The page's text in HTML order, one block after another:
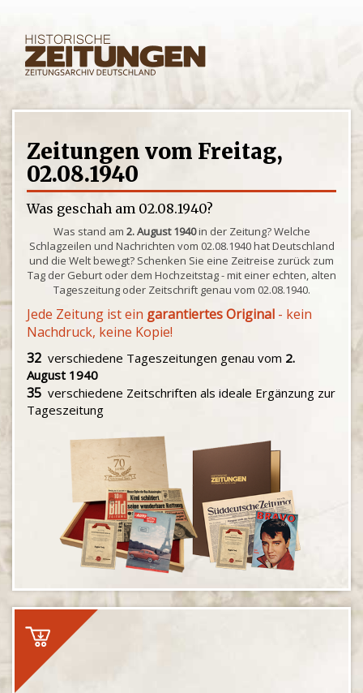
Zeitungen vom Freitag,
02.08.1940
Was geschah am 02.08.1940?
Was stand am 2. August 1940in der Zeitung? Welche
Schlagzeilen und Nachrichten vom 02.08.1940 hat Deutschland
und die Welt bewegt? Schenken Sie eine Zeitreise zurück zum
Tag der Geburt oder dem Hochzeitstag - mit einer echten, alten
Tageszeitung oder Zeitschrift genau vom 02.08.1940.
Jede Zeitung ist ein garantiertes Original - kein
Nachdruck, keine Kopie!
32 verschiedene Tageszeitungen genau vom 2.
August 1940
35 verschiedene Zeitschriften als ideale Ergänzung zur
Tageszeitung